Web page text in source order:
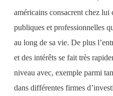
américains consacrent chez lui
publiques et professionnelles
au long de sa vie. De plus
et des intérêts se fait très
niveau avec, exemple parmi
dans différentes firmes